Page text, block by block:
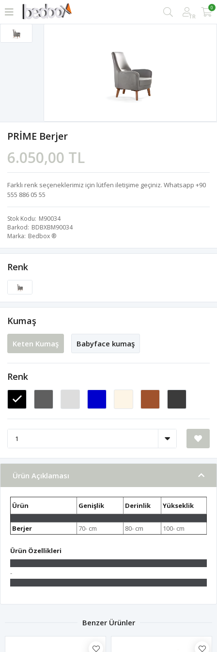
TR
0
PRİME Berjer
6.050,00 TL
Farklı renk seçeneklerimiz için lütfen iletişime geçiniz. Whatsapp +90
555 886 05 55
Stok Kodu M90034
Barkod BDBXBM90034
Marka Bedbox ®
Renk
Kumaş
Keten Kumaş Babyface kumaş
Renk
Ürün Açıklaması
Ürün Genişlik Derinlik Yükseklik
Berjer 70- cm 80- cm 100- cm
Ürün Özellikleri
-
Benzer Ürünler